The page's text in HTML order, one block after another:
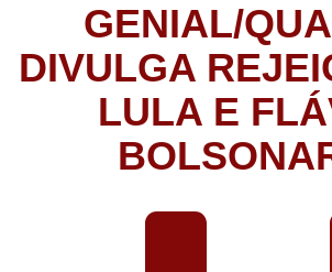
GENIAL/
DIVULGA
LULA E